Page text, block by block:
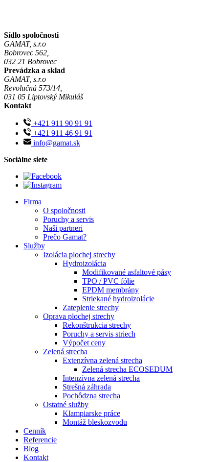
Sídlo spoločnosti
GAMAT, s.r.o
Bobrovec 562,
032 21 Bobrovec
Prevádzka a sklad
GAMAT, s.r.o
Revolučná 573/14,
031 05 Liptovský Mikuláš
Kontakt
+421 911 90 91 91
+421 911 46 91 91
info@gamat.sk
Sociálne siete
Firma
O spoločnosti
Poruchy a servis
Naši partneri
Prečo Gamat?
Služby
Izolácia plochej strechy
Hydroizolácia
Modifikované asfaltové pásy
TPO / PVC fólie
EPDM membrány
Striekané hydroizolácie
Zateplenie strechy
Oprava plochej strechy
Rekonštrukcia strechy
Poruchy a servis striech
Výpočet ceny
Zelená strecha
Extenzívna zelená strecha
Zelená strecha ECOSEDUM
Intenzívna zelená strecha
Strešná záhrada
Pochôdzna strecha
Ostatné služby
Klampiarske práce
Montáž bleskozvodu
Cenník
Referencie
Blog
Kontakt